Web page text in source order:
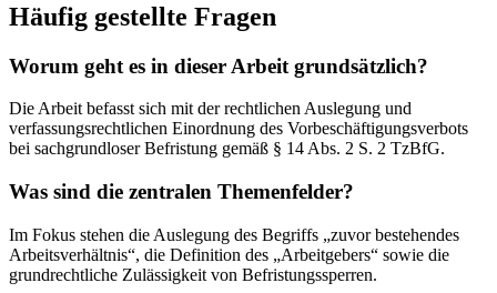
Häufig gestellte Fragen
Worum geht es in dieser Arbeit grundsätzlich?
Die Arbeit befasst sich mit der rechtlichen Auslegung und
verfassungsrechtlichen Einordnung des Vorbeschäftigungsverbots
bei sachgrundloser Befristung gemäß § 14 Abs. 2 S. 2 TzBfG.
Was sind die zentralen Themenfelder?
Im Fokus stehen die Auslegung des Begriffs „zuvor bestehendes
Arbeitsverhältnis“, die Definition des „Arbeitgebers“ sowie die
grundrechtliche Zulässigkeit von Befristungssperren.